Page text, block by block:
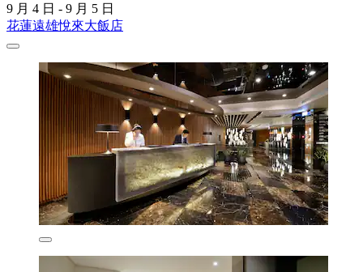
9 月 4 日 - 9 月 5 日
花蓮遠雄悅來大飯店